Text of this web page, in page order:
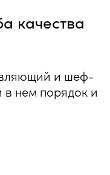
качества
и шеф-
в нем порядок и